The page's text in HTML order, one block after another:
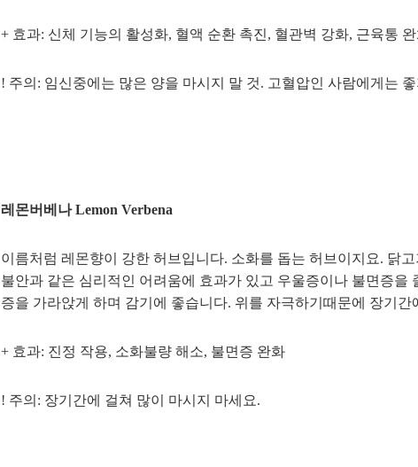
+ 효과: 신체 기능의 활성화, 혈액 순환 촉진, 혈관벽 강화, 근육통
! 주의: 임신중에는 많은 양을 마시지 말 것. 고혈압인 사람에게는
레몬버베나 Lemon Verbena
이름처럼 레몬향이 강한 허브입니다. 소화를 돕는 허브이지요. 닭
불안과 같은 심리적인 어려움에 효과가 있고 우울증이나 불면증
증을 가라앉게 하며 감기에 좋습니다. 위를 자극하기때문에 장기
+ 효과: 진정 작용, 소화불량 해소, 불면증 완화
! 주의: 장기간에 걸쳐 많이 마시지 마세요.